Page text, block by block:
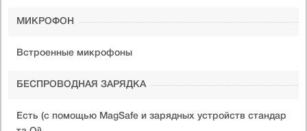
МИКРОФОН
Встроенные микрофоны
БЕСПРОВОДНАЯ ЗАРЯДКА
Есть (с помощью MagSafe и зарядных устройств стандар